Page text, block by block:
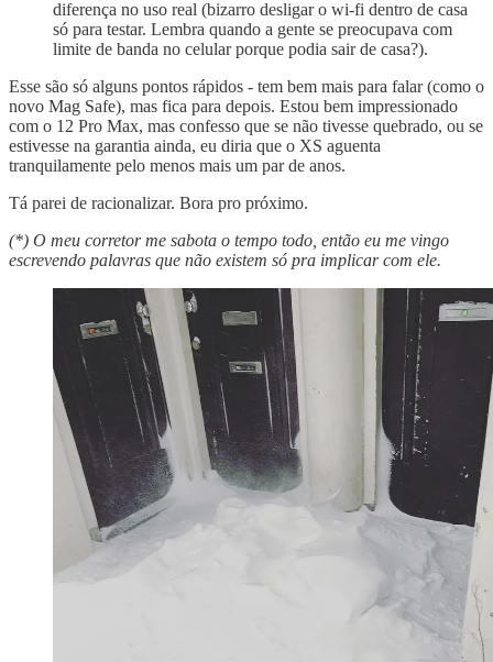
diferença no uso real (bizarro desligar o wi-fi dentro de casa
só para testar. Lembra quando a gente se preocupava com
limite de banda no celular porque podia sair de casa?).
Esse são só alguns pontos rápidos - tem bem mais para falar (como o
novo Mag Safe), mas fica para depois. Estou bem impressionado
com o 12 Pro Max, mas confesso que se não tivesse quebrado, ou se
estivesse na garantia ainda, eu diria que o XS aguenta
tranquilamente pelo menos mais um par de anos.
Tá parei de racionalizar. Bora pro próximo.
(*) O meu corretor me sabota o tempo todo, então eu me vingo
escrevendo palavras que não existem só pra implicar com ele.